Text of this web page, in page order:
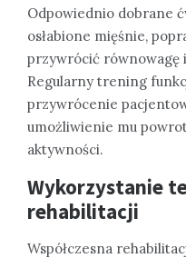
Odpowiednio dobrane
osłabione mięśnie,
przywrócić równowagę
Regularny trening
przywrócenie
umożliwienie mu
aktywności.
Wykorzystanie
rehabilitacji
Współczesna